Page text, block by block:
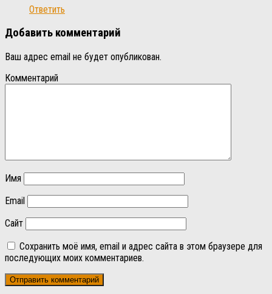
Ответить
Добавить комментарий
Ваш адрес email не будет опубликован.
Комментарий
Имя
Email
Сайт
Сохранить моё имя, email и адрес сайта в этом браузере для
последующих моих комментариев.